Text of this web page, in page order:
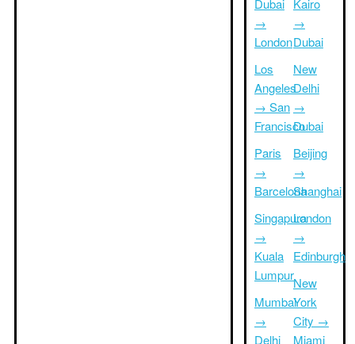
Dubai
→
London
Los
Angeles
→ San
Francisco
Paris
→
Barcelona
Singapura
→
Kuala
Lumpur
Mumbai
→
Delhi
Kairo
→
Dubai
New
Delhi
→
Dubai
Beijing
→
Shanghai
London
→
Edinburgh
New
York
City →
Miami